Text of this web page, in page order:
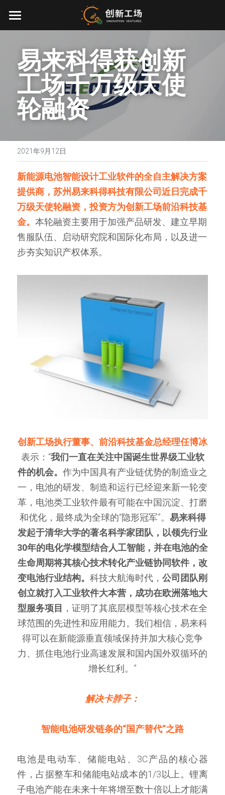
首页
投资业务
最新动态
关于我们
创业服务
环境、社会与治理
联系我们
加入我们
EN
易来科得获创新
工场千万级天使
轮融资
2021年9月12日
新能源电池智能设计工业软件的全自主解决方案
提供商，苏州易来科得科技有限公司近日完成千
万级天使轮融资，投资方为创新工场前沿科技基
金。 本轮融资主要用于加强产品研发、建立早期
售服队伍、启动研究院和国际化布局，以及进一
步夯实知识产权体系。
创新工场执行董事、前沿科技基金总经理任博冰
表示：“我们一直在关注中国诞生世界级工业软
件的机会。 作为中国具有产业链优势的制造业之
一，电池的研发、制造和运行已经迎来新一轮变
革，电池类工业软件最有可能在中国沉淀、打磨
和优化，最终成为全球的“隐形冠军”。 易来科得
发起于清华大学的著名科学家团队，以领先行业
30年的电化学模型结合人工智能，并在电池的全
生命周期将其核心技术转化产业链协同软件，改
变电池行业结构。 科技大航海时代， 公司团队刚
创立就打入工业软件大本营，成功在欧洲落地大
型服务项目
，证明了其底层模型等核心技术在全
球范围的先进性和应用能力。我们相信，易来科
得可以在新能源垂直领域保持并加大核心竞争
力、抓住电池行业高速发展和国内国外双循环的
增长红利。”
解决卡脖子：
智能电池研发链条的“国产替代”之路
电池是电动车、储能电站、3C产品的核心器
件，占据整车和储能电站成本的1/3以上。锂离
子电池产能在未来十年将增至数十倍以上才能满